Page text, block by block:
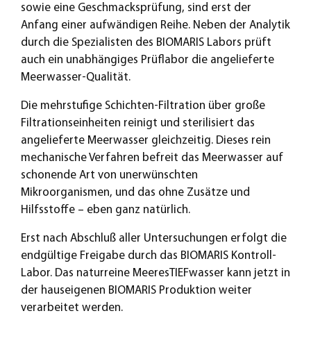
sowie eine Geschmacksprüfung, sind erst der
Anfang einer aufwändigen Reihe. Neben der Analytik
durch die Spezialisten des BIOMARIS Labors prüft
auch ein unabhängiges Prüflabor die angelieferte
Meerwasser-Qualität.
Die mehrstufige Schichten-Filtration über große
Filtrationseinheiten reinigt und sterilisiert das
angelieferte Meerwasser gleichzeitig. Dieses rein
mechanische Verfahren befreit das Meerwasser auf
schonende Art von unerwünschten
Mikroorganismen, und das ohne Zusätze und
Hilfsstoffe – eben ganz natürlich.
Erst nach Abschluß aller Untersuchungen erfolgt die
endgültige Freigabe durch das BIOMARIS Kontroll-
Labor. Das naturreine MeeresTIEFwasser kann jetzt in
der hauseigenen BIOMARIS Produktion weiter
verarbeitet werden.